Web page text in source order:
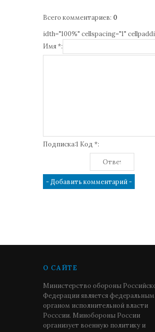
Всего комментариев: 0
idth="100%" cellspacing="1"
Имя *:
Подписка:1 Код *:
О САЙТЕ
Министерство обороны
Федерации является федеральным
органом исполнительной власти
Росссии. Минобороны России
организует военную политику и